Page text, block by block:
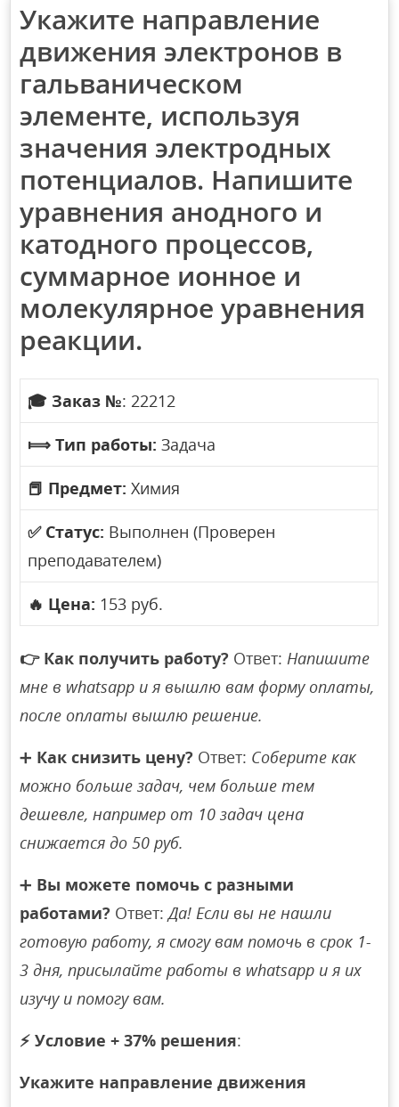
Укажите направление
движения электронов в
гальваническом
элементе, используя
значения электродных
потенциалов. Напишите
уравнения анодного и
катодного процессов,
суммарное ионное и
молекулярное уравнения
реакции.
🎓 Заказ №: 22212
⟾ Тип работы: Задача
📕 Предмет: Химия
✅ Статус: Выполнен (Проверен
преподавателем)
🔥 Цена: 153 руб.
👉 Как получить работу? Ответ:Напишите
мне в whatsapp и я вышлю вам форму оплаты,
после оплаты вышлю решение.
➕ Как снизить цену? Ответ: Соберите как
можно больше задач, чем больше тем
дешевле, например от 10 задач цена
снижается до 50 руб.
➕ Вы можете помочь с разными
работами? Ответ:Да! Если вы не нашли
готовую работу, я смогу вам помочь в срок 1-
3 дня, присылайте работы в whatsapp и я их
изучу и помогу вам.
⚡ Условие + 37% решения:
Укажите направление движения